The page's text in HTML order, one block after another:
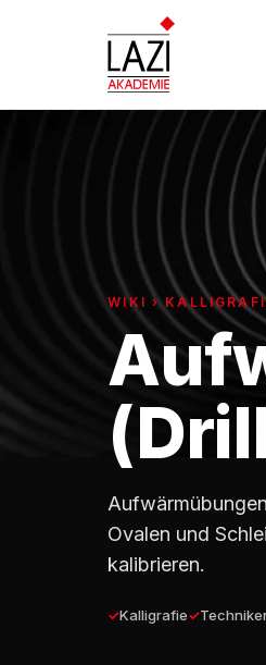
WIKI ›
Ovalen und
kalibrieren.
Kalligrafie